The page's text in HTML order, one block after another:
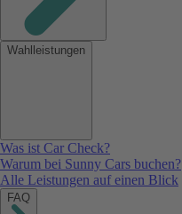
Wahlleistungen
Was ist Car Check?
Warum bei Sunny Cars buchen?
Alle Leistungen auf einen Blick
FAQ